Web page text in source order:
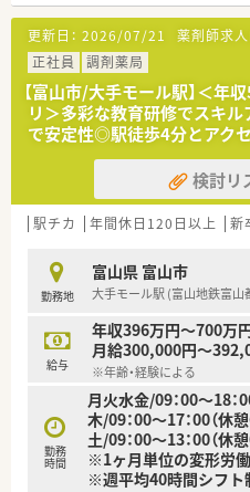
います！
更新日： 2026/07/21 薬剤師求人
正社員
調剤薬局
【富山市/大手モール駅】＜
リ＞多彩な教育研修でスキ
で安定性◎駅徒歩4分とアク
検討リ
駅チカ 年間休日120日以上 新
勤務地
富山県 富山市
大手モール駅 (富山地鉄富山
給与
年収396万円～700万
月給300,000円～
※年齢・経験による
勤務
時間
月火水金/09：00～18：
木/09：00～17：00（休憩
土/09：00～13：00（休
※1ヶ月単位の変形労
※週平均40時間シフト